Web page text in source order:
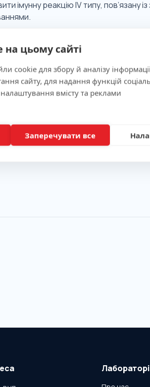
цьому сайті
cookie для збору й аналізу
сайту, для надання функцій
вмісту та реклами
Заперечувати все
імунну реакцію IV типу,